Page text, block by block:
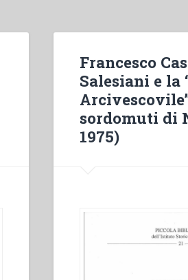
Francesco
Salesiani e la
sordomuti di
1975)